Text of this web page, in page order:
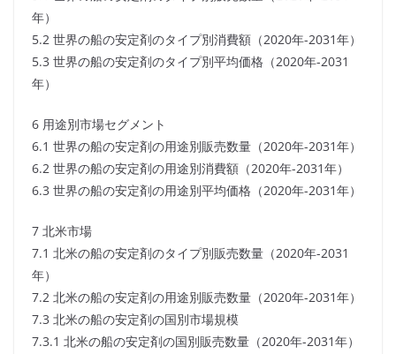
年）
5.2 世界の船の安定剤のタイプ別消費額（2020年-2031年）
5.3 世界の船の安定剤のタイプ別平均価格（2020年-2031
年）
6 用途別市場セグメント
6.1 世界の船の安定剤の用途別販売数量（2020年-2031年）
6.2 世界の船の安定剤の用途別消費額（2020年-2031年）
6.3 世界の船の安定剤の用途別平均価格（2020年-2031年）
7 北米市場
7.1 北米の船の安定剤のタイプ別販売数量（2020年-2031
年）
7.2 北米の船の安定剤の用途別販売数量（2020年-2031年）
7.3 北米の船の安定剤の国別市場規模
7.3.1 北米の船の安定剤の国別販売数量（2020年-2031年）